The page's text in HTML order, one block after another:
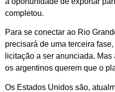
completou.
Para se conectar ao Rio
precisará de uma terceira
licitação a ser anunciada.
os argentinos querem que o
Os Estados Unidos são,